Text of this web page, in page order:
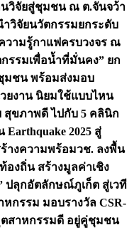
วิจัยสู่ชุมชน ณ ต.จันจว้า
วิจัยนวัตกรรมยกระดับ
วามรู้กาแฟครบวงจร ณ
รรมเพื่อน้ำที่มั่นคง” ยก
มชน พร้อมส่งมอบ
ยงาน นิยมใช้แบบไหน
สุขภาพดี ไปกับ 5 คลินิก
Earthquake 2025 สู่
ร้างความพร้อมวช. ลงพื้น
งถิ่น สร้างมูลค่าเชิง
ปลุกอัตลักษณ์ภูเก็ต สู่เวที
หกรรม มอบรางวัล CSR-
ตสาหกรรมดี อยู่คู่ชุมชน